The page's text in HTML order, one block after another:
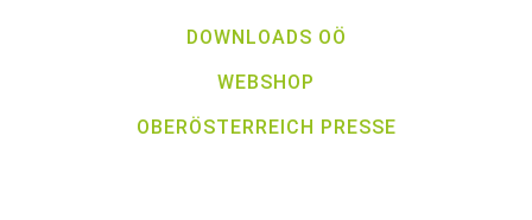
DOWNLOADS OÖ
WEBSHOP
OBERÖSTERREICH PRESSE